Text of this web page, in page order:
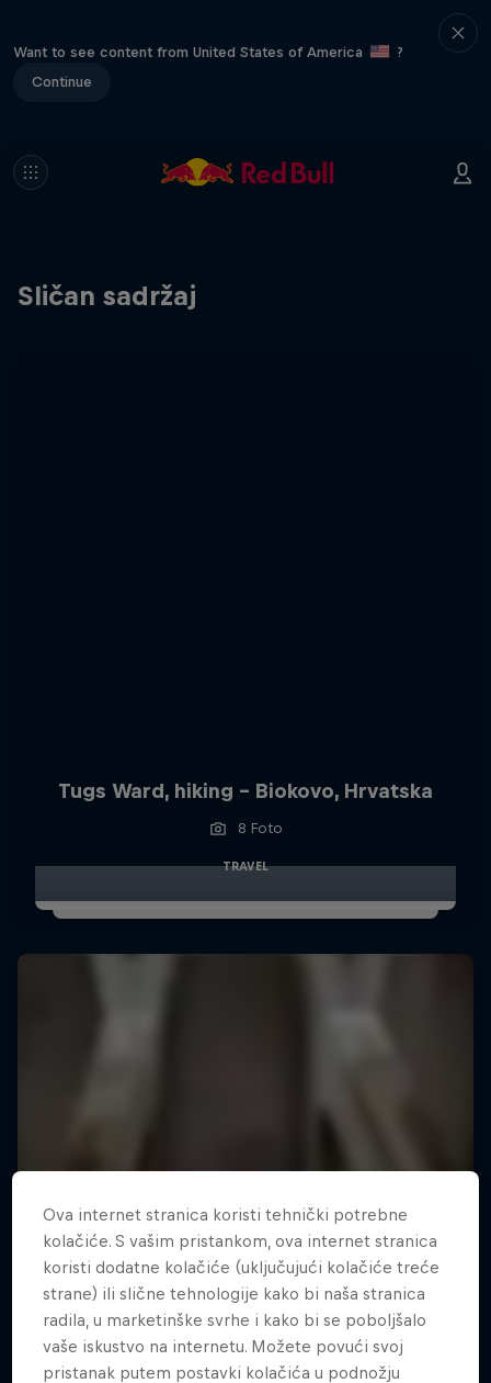
Want to see content from United States of America
?
Continue
Sličan sadržaj
Tugs Ward, hiking - Biokovo, Hrvatska
8 Foto
TRAVEL
Ova internet stranica koristi tehnički potrebne
kolačiće. S vašim pristankom, ova internet stranica
koristi dodatne kolačiće (uključujući kolačiće treće
strane) ili slične tehnologije kako bi naša stranica
radila, u marketinške svrhe i kako bi se poboljšalo
vaše iskustvo na internetu. Možete povući svoj
pristanak putem postavki kolačića u podnožju